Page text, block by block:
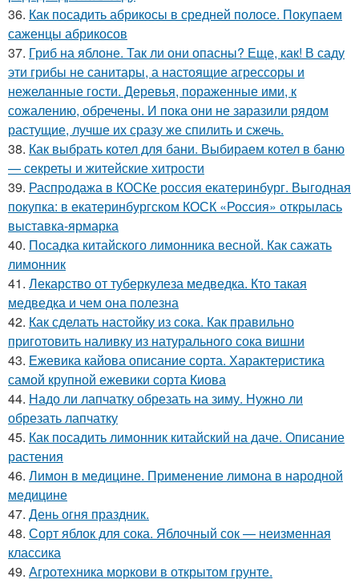
36. Как посадить абрикосы в средней полосе. Покупаем
саженцы абрикосов
37. Гриб на яблоне. Так ли они опасны? Еще, как! В саду
эти грибы не санитары, а настоящие агрессоры и
нежеланные гости. Деревья, пораженные ими, к
сожалению, обречены. И пока они не заразили рядом
растущие, лучше их сразу же спилить и сжечь.
38. Как выбрать котел для бани. Выбираем котел в баню
— секреты и житейские хитрости
39. Распродажа в КОСКе россия екатеринбург. Выгодная
покупка: в екатеринбургском КОСК «Россия» открылась
выставка-ярмарка
40. Посадка китайского лимонника весной. Как сажать
лимонник
41. Лекарство от туберкулеза медведка. Кто такая
медведка и чем она полезна
42. Как сделать настойку из сока. Как правильно
приготовить наливку из натурального сока вишни
43. Ежевика кайова описание сорта. Характеристика
самой крупной ежевики сорта Киова
44. Надо ли лапчатку обрезать на зиму. Нужно ли
обрезать лапчатку
45. Как посадить лимонник китайский на даче. Описание
растения
46. Лимон в медицине. Применение лимона в народной
медицине
47. День огня праздник.
48. Сорт яблок для сока. Яблочный сок — неизменная
классика
49. Агротехника моркови в открытом грунте.